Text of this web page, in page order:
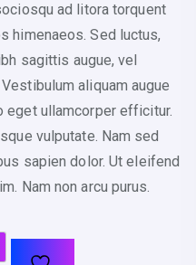
ad litora torquent
himenaeos. Sed luctus,
sagittis augue, vel
aliquam augue
eget ullamcorper efficitur.
vulputate. Nam sed
sapien dolor. Ut eleifend
Nam non arcu purus.